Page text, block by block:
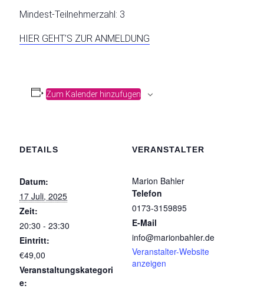
Mindest-Teilnehmerzahl: 3
HIER GEHT’S ZUR ANMELDUNG
Zum Kalender hinzufügen
DETAILS
Datum:
17 Juli, 2025
Zeit:
20:30 - 23:30
Eintritt:
€49,00
Veranstaltungskategori
e:
VERANSTALTER
Marion Bahler
Telefon
0173-3159895
E-Mail
info@marionbahler.de
Veranstalter-Website
anzeigen